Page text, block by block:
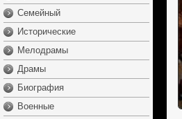
Семейный
Исторические
Мелодрамы
Драмы
Биография
Военные